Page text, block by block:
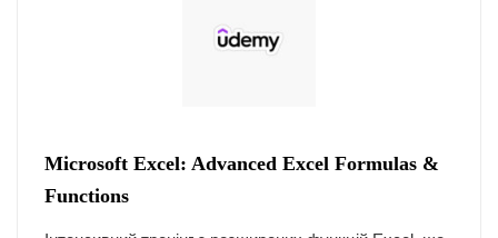
Microsoft Excel: Advanced Excel Formulas &
Functions